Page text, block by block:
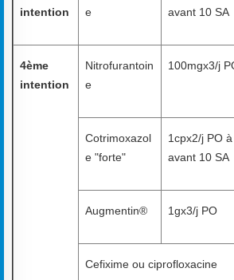
intention
e
avant 10 SA
4ème
intention
Nitrofurantoin
e
100mgx3/j
Cotrimoxazol
e "forte"
1cpx2/j PO
avant 10 SA
Augmentin® 1gx3/j PO
Cefixime ou ciprofloxacine